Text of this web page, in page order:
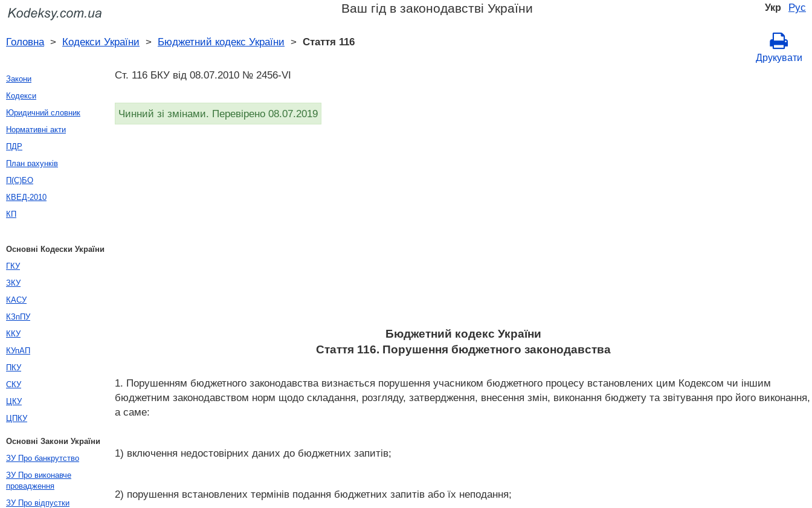
Укр Рус
Ваш гід в законодавстві України
Головна> Кодекси України > Бюджетний кодекс України > Стаття 116
Друкувати
Ст. 116 БКУ від 08.07.2010 № 2456-VI
Чинний зі змінами. Перевірено 08.07.2019
Бюджетний кодекс України
Стаття 116. Порушення бюджетного законодавства
1. Порушенням бюджетного законодавства визнається порушення учасником бюджетного процесу встановлених цим Кодексом чи іншим
бюджетним законодавством норм щодо складання, розгляду, затвердження, внесення змін, виконання бюджету та звітування про його виконання,
а саме:
1) включення недостовірних даних до бюджетних запитів;
2) порушення встановлених термінів подання бюджетних запитів або їх неподання;
Закони
Кодекси
Юридичний словник
Нормативні акти
ПДР
План рахунків
П(С)БО
КВЕД-2010
КП
Основні Кодески України
ГКУ
ЗКУ
КАСУ
КЗпПУ
ККУ
КУпАП
ПКУ
СКУ
ЦКУ
ЦПКУ
Основні Закони України
ЗУ Про банкрутство
ЗУ Про виконавче
провадження
ЗУ Про відпустки